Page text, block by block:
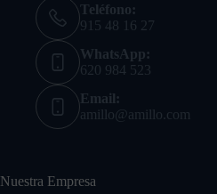
Teléfono:
915 48 16 27
WhatsApp:
620 984 523
Email:
amillo@amillo.com
Nuestra Empresa